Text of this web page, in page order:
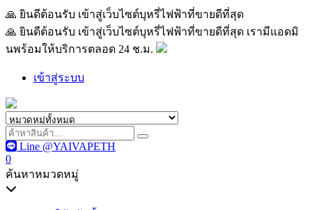
🙏 ยินดีต้อนรับ เข้าสู่เว็บไซต์บุหรี่ไฟฟ้าที่ขายดีที่สุด เรามีแอดมิน
🙏 ยินดีต้อนรับ เข้าสู่เว็บไซต์บุหรี่ไฟฟ้าที่ขายดีที่สุด เรามีแอดมิ
นพร้อมให้บริการตลอด 24 ช.ม.
เข้าสู่ระบบ
Line @YAIVAPETH
0
ค้นหาหมวดหมู่